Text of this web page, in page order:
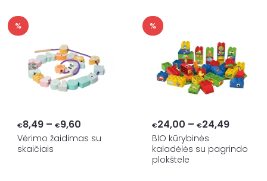
%
€8,49 – €9,60Price
range:
Vėrimo žaidimas su
skaičiais
%
€24,00 – €24,49Price
€24,00
BIO kūrybinės
kaladėlės su pagrindo
plokštele